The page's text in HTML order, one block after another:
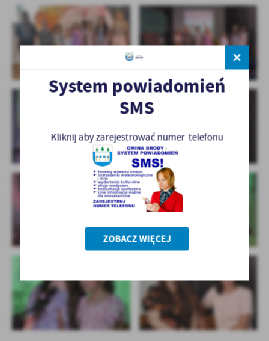
System powiadomień
SMS
Kliknij aby zarejestrować numer telefonu
ZOBACZ WIĘCEJ